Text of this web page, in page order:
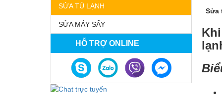
SỬA TỦ LẠNH
SỬA MÁY SẤY
HỖ TRỢ ONLINE
Sửa